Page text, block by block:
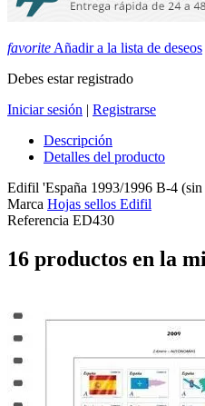
favorite Añadir a la lista de deseos
Debes estar registrado
Iniciar sesión | Registrarse
Descripción
Detalles del producto
Edifil 'España 1993/1996 B-4 (sin
Marca Hojas sellos Edifil
Referencia ED430
16 productos en la